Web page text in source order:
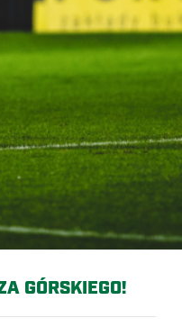
GÓRSKIEGO!